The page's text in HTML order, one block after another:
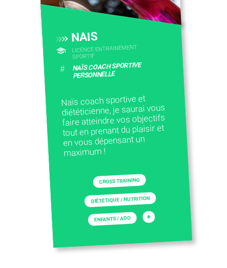
NAIS
LICENCE ENTRAINEMENT
SPORTIF
# NAÏS COACH SPORTIVE
PERSONNELLE
Naïs coach sportive et
diététicienne, je saurai vous
faire atteindre vos objectifs
tout en prenant du plaisir et
en vous dépensant un
maximum !
CROSS TRAINING
DIÉTÉTIQUE / NUTRITION
ENFANTS / ADO +